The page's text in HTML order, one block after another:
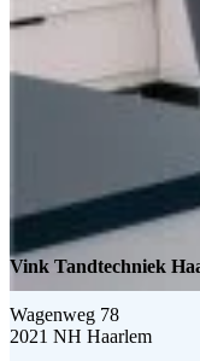
Vink Tandtechniek
Wagenweg 78
2021 NH Haarlem